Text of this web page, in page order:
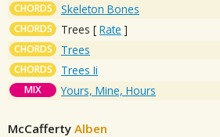
CHORDS Skeleton Bones
CHORDS Trees [ Rate ]
CHORDS Trees
CHORDS Trees Ii
MIX Yours, Mine, Hours
McCafferty Alben